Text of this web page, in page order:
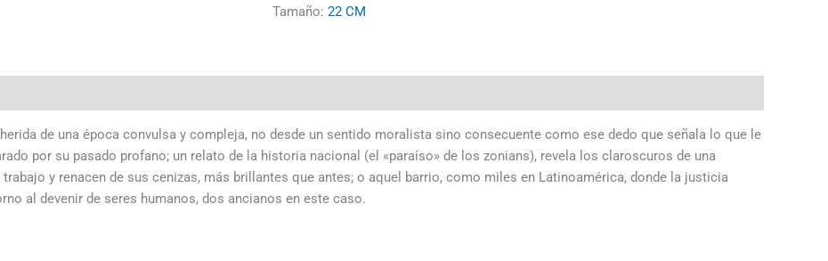
Tamaño: 22 CM
de una época convulsa y compleja, no desde un sentido moralista sino consecuente como ese dedo que señala lo que le
por su pasado profano; un relato de la historia nacional (el «paraíso» de los zonians), revela los claroscuros de una
y renacen de sus cenizas, más brillantes que antes; o aquel barrio, como miles en Latinoamérica, donde la justicia
al devenir de seres humanos, dos ancianos en este caso.